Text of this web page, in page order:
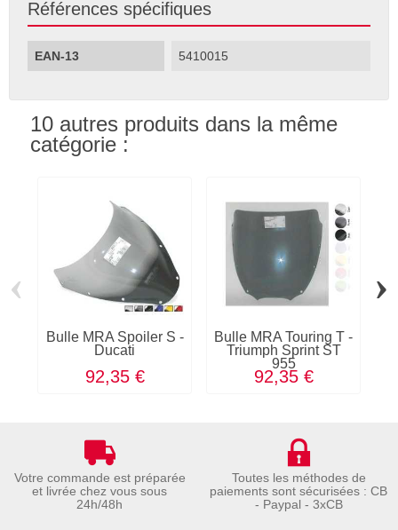
Références spécifiques
EAN-13 5410015
10 autres produits dans la même
catégorie :
Bulle MRA Spoiler S -
Ducati
92,35 €
Bulle MRA Touring T -
Triumph Sprint ST
955
92,35 €
‹ ›
Votre commande est préparée
et livrée chez vous sous
24h/48h
Toutes les méthodes de
paiements sont sécurisées : CB
- Paypal - 3xCB